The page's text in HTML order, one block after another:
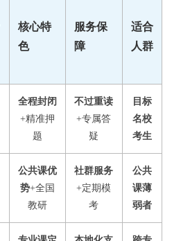
核心特
色
服务保
障
适合
人群
全程封闭
+精准押
题
不过重读
+专属答
疑
目标
名校
考生
公共课优
势+全国
教研
社群服务
+定期模
考
公共
课薄
弱者